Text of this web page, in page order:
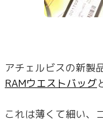
アチェルビスの新製
RAMウエストバッグ
これは薄くて細い、